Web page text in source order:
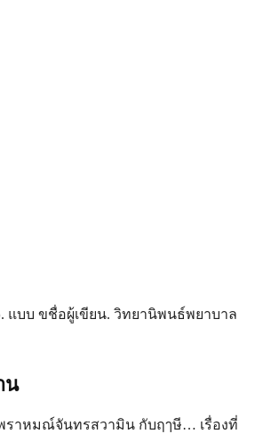
แบบ ขชื่อผู้เขียน. วิทยานิพนธ์พยาบาล
น
พราหมณ์จันทรสวามิน กับฤๅษี… เรื่องที่